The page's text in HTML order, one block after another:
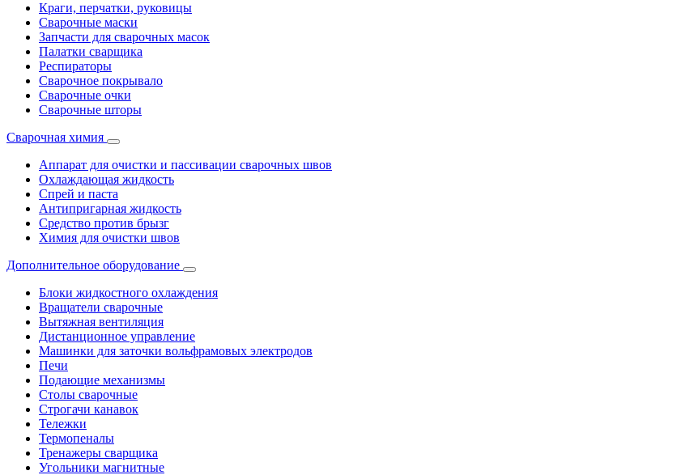
Краги, перчатки, руковицы
Сварочные маски
Запчасти для сварочных масок
Палатки сварщика
Респираторы
Сварочное покрывало
Сварочные очки
Сварочные шторы
Сварочная химия
Аппарат для очистки и пассивации сварочных швов
Охлаждающая жидкость
Спрей и паста
Антипригарная жидкость
Средство против брызг
Химия для очистки швов
Дополнительное оборудование
Блоки жидкостного охлаждения
Вращатели сварочные
Вытяжная вентиляция
Дистанционное управление
Машинки для заточки вольфрамовых электродов
Печи
Подающие механизмы
Столы сварочные
Строгачи канавок
Тележки
Термопеналы
Тренажеры сварщика
Угольники магнитные